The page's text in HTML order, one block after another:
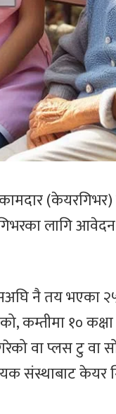
लागि
नै तय भएका २५
कम्तीमा १० कक्षा
वा प्लस टु वा
संस्थाबाट केयर
नेपाल तामाङ घेदुङ
इजरायलको
आयोजनामा सोनाम
ल्होछारको अवसरमा
गायक छेवाङ लामा
इजरायल आउने